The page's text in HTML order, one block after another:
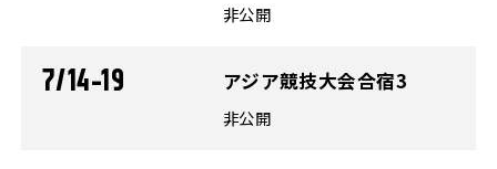
非公開
7/14-19 アジア競技大会合宿3
非公開